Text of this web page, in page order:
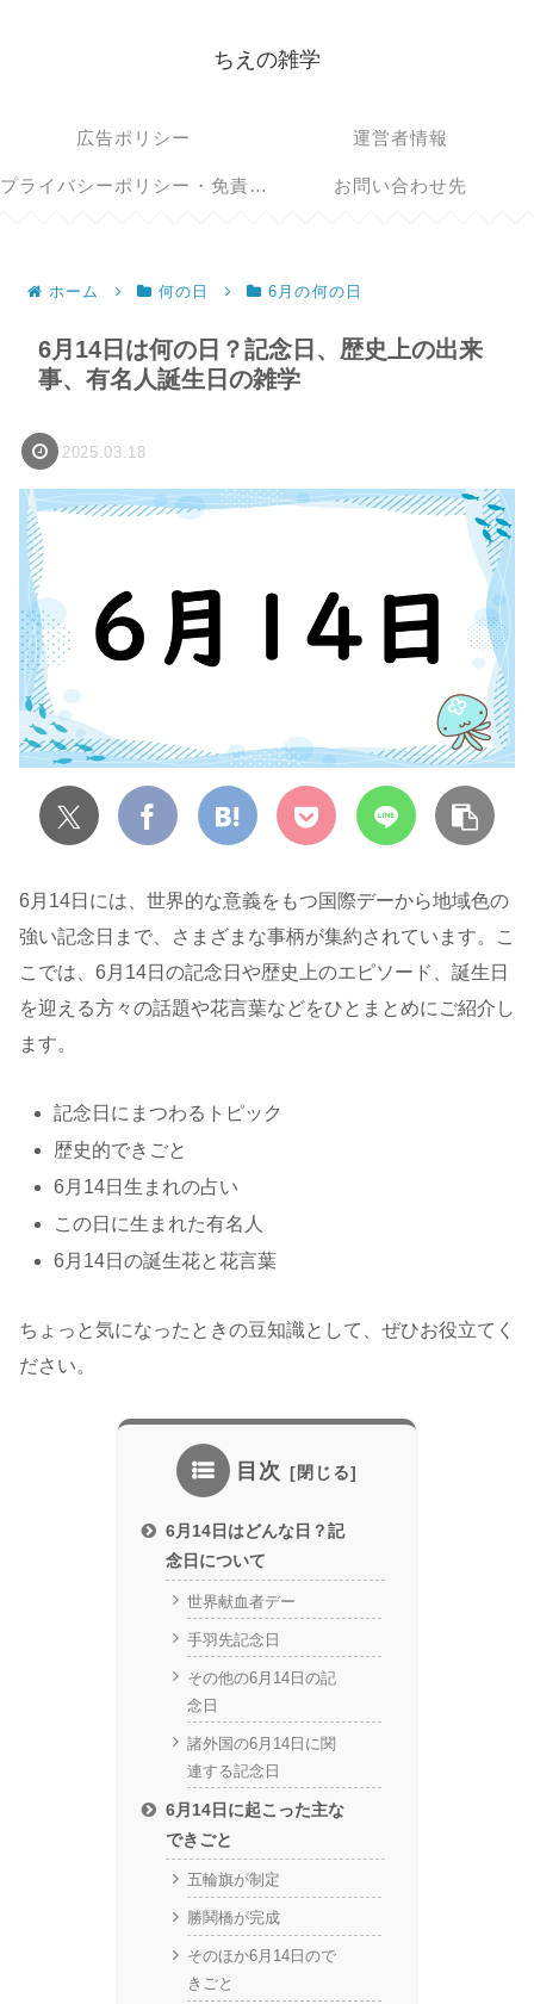
ちえの雑学
広告ポリシー 運営者情報
プライバシーポリシー・免責事項 お問い合わせ先
ホーム 何の日 6月の何の日
6月14日は何の日？記念日、歴史上の出来
事、有名人誕生日の雑学
2025.03.18
6月14日には、世界的な意義をもつ国際デーから地域色の
強い記念日まで、さまざまな事柄が集約されています。こ
こでは、6月14日の記念日や歴史上のエピソード、誕生日
を迎える方々の話題や花言葉などをひとまとめにご紹介し
ます。
記念日にまつわるトピック
歴史的できごと
6月14日生まれの占い
この日に生まれた有名人
6月14日の誕生花と花言葉
ちょっと気になったときの豆知識として、ぜひお役立てく
ださい。
目次
6月14日はどんな日？記
念日について
世界献血者デー
手羽先記念日
その他の6月14日の記
念日
諸外国の6月14日に関
連する記念日
6月14日に起こった主な
できごと
五輪旗が制定
勝鬨橋が完成
そのほか6月14日ので
きごと